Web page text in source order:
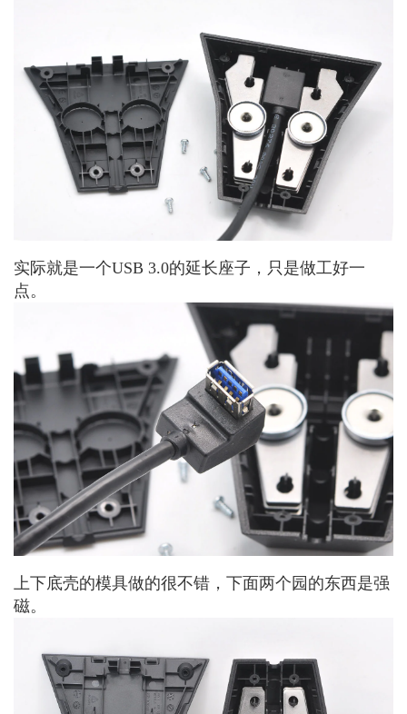
实际就是一个USB 3.0的延长座子，只是做工好一
点。
上下底壳的模具做的很不错，下面两个园的东西是强
磁。